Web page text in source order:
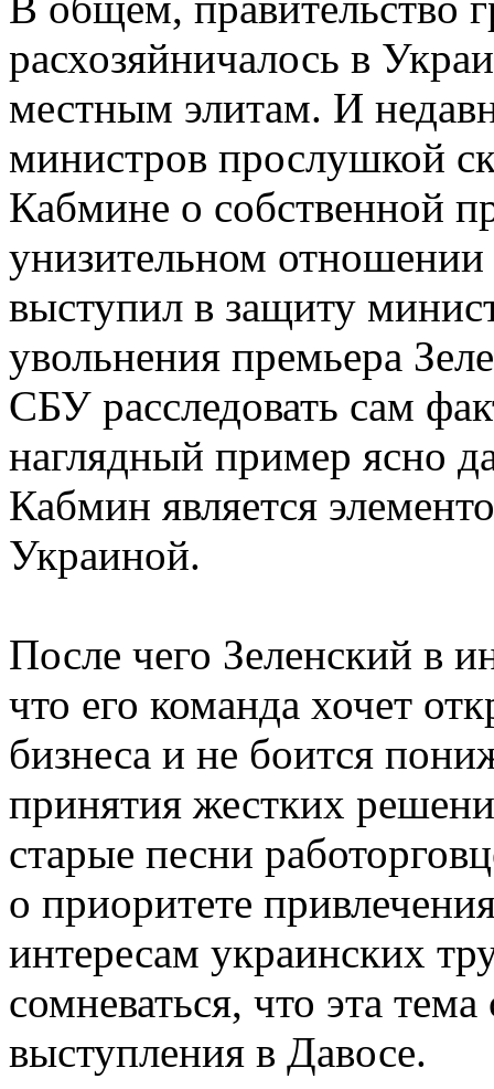
расхозяйничалось в
местным элитам. И
министров прослушкой
Кабмине о собственной
унизительном
выступил в защиту
увольнения премьера
СБУ расследовать сам
наглядный пример ясно
Кабмин является
Украиной.
После чего Зеленский в
что его команда хочет
бизнеса и не боится
принятия жестких
старые песни
о приоритете
интересам украинских
сомневаться, что эта
выступления в Давосе.